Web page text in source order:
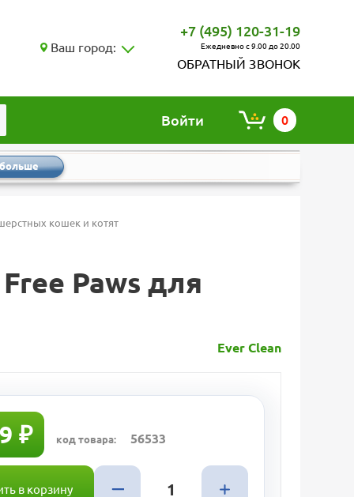
Ваш город:
+7 (495) 120-31-19
Ежедневно с 9.00 до 20.00
ОБРАТНЫЙ ЗВОНОК
Войти 0
кошек и котят
Paws для
Ever Clean
₽ код товара: 56533
в корзину